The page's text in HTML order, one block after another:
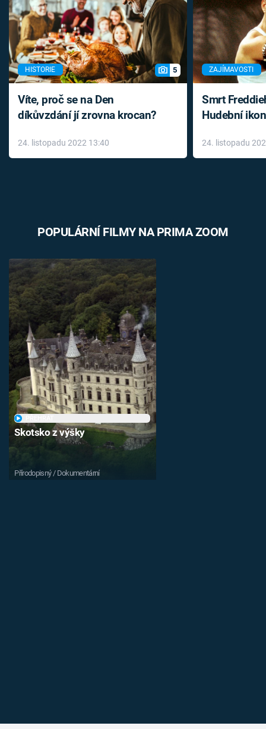
HISTORIE 5
Víte, proč se na Den
díkůvzdání jí zrovna krocan?
24. listopadu 2022 13:40
ZAJÍMAVOSTI
Smrt
Hudební
léky
24. listopadu
POPULÁRNÍ FILMY NA PRIMA ZOOM
Skotsko z výšky
Přírodopisný / Dokumentární